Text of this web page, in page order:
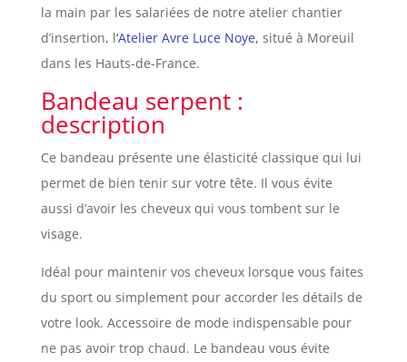
la main par les salariées de notre atelier chantier
d’insertion, l‘Atelier Avre Luce Noye, situé à Moreuil
dans les Hauts-de-France.
Bandeau serpent :
description
Ce bandeau présente une élasticité classique qui lui
permet de bien tenir sur votre tête. Il vous évite
aussi d’avoir les cheveux qui vous tombent sur le
visage.
Idéal pour maintenir vos cheveux lorsque vous faites
du sport ou simplement pour accorder les détails de
votre look. Accessoire de mode indispensable pour
ne pas avoir trop chaud. Le bandeau vous évite